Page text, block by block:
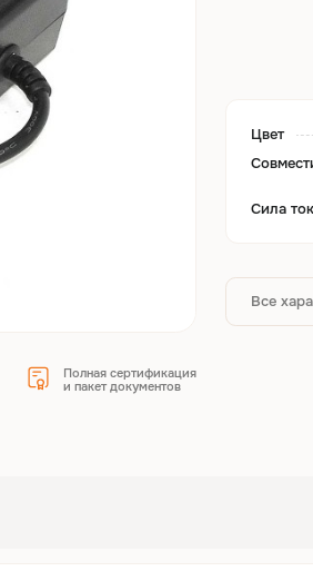
Полная сертификация
и пакет документов
Цвет
Сила
Все